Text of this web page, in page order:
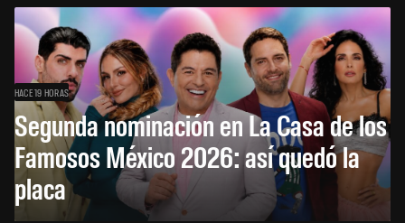
HACE 19 HORAS
Segunda nominación en La Casa de los
Famosos México 2026: así quedó la
placa